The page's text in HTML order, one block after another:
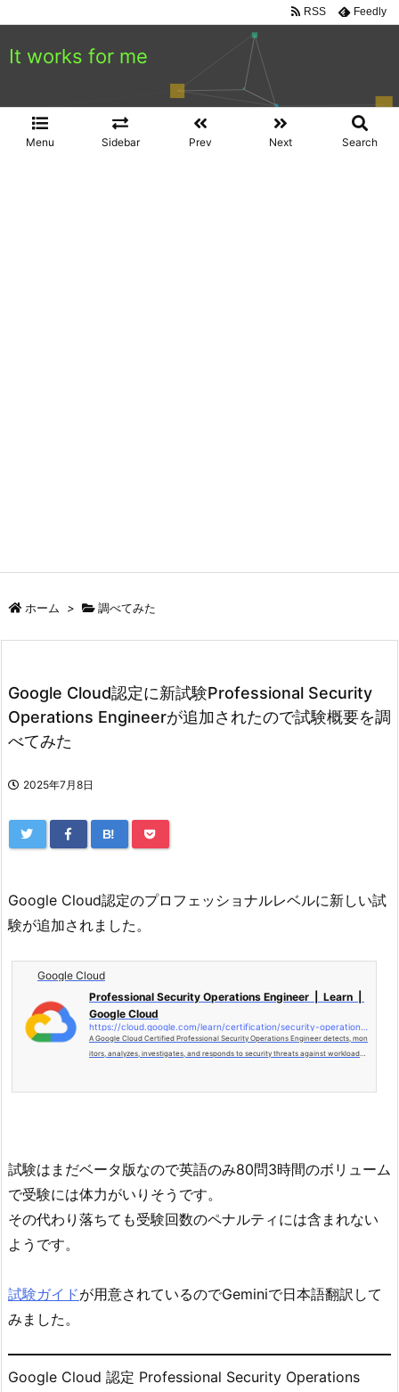
It works for me
Menu Sidebar Prev Next Search
RSS Feedly
ホーム > 調べてみた
Google Cloud認定に新試験Professional Security
Operations Engineerが追加されたので試験概要を調
べてみた
2025年7月8日
B!
Google Cloud認定のプロフェッショナルレベルに新しい試
験が追加されました。
Google Cloud
Professional Security Operations Engineer | Learn |
Google Cloud
A Google Cloud Certified Professional Security Operations Engineer detects, mon
itors, analyzes, investigates, and responds to security threats against workloads,
試験はまだベータ版なので英語のみ80問3時間のボリューム
で受験には体力がいりそうです。
その代わり落ちても受験回数のペナルティには含まれない
ようです。
試験ガイドが用意されているのでGeminiで日本語翻訳して
みました。
Google Cloud 認定 Professional Security Operations